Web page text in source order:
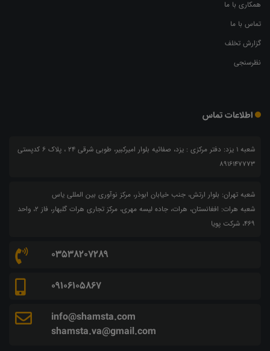
همکاری با ما
تماس با ما
گزارش تخلف
نظرسنجی
اطلاعات تماس
شعبه 1 یزد: دفتر مرکزی : یزد، صفائیه بلوار امیرکبیر، طوبی شرقی 24 ، پلاک 6 کدپستی
8916147773
شعبه تهران: بلوار ارتش، جنب خیابان ابوذر، مرکز نوآوری بین المللی یاس
شعبه هرات: افغانستان، هرات، جاده لیسه مهری، مرکز تجاری هرات گلبهار، فاز ۲، واحد
۴۶۹، شرکت پویا
03538207289
09106105867
info@shamsta.com
shamsta.va@gmail.com